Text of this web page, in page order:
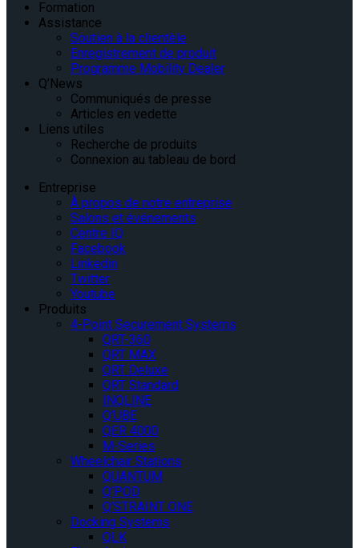
Formation
Assistance
Soutien à la clientèle
Enregistrement de produit
Programme Mobility Dealer
Q’News
Communiqués de presse
Articles en vedette
Liens utiles
Recherche de produits
Connexion au tableau de bord
Entreprise
À propos de notre entreprise
Salons et événements
Centre IQ
Facebook
Linkedin
Twitter
Youtube
Produits
4-Point Securement Systems
QRT-360
QRT MAX
QRT Deluxe
QRT Standard
INQLINE
Q’UBE
QER 4000
M-Series
Wheelchair Stations
QUANTUM
Q’POD
Q’STRAINT ONE
Docking Systems
QLK